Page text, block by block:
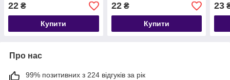
22 ₴
Купити
22₴
Купити
23
Про нас
99% позитивних з 224 відгуків за рік